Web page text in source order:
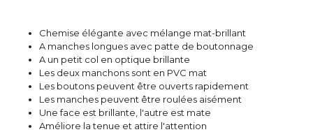
Chemise élégante avec mélange mat-brillant
A manches longues avec patte de boutonnage
A un petit col en optique brillante
Les deux manchons sont en PVC mat
Les boutons peuvent être ouverts rapidement
Les manches peuvent être roulées aisément
Une face est brillante, l'autre est mate
Améliore la tenue et attire l'attention